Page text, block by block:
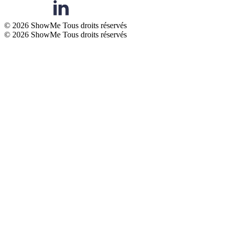
© 2026 ShowMe Tous droits réservés
© 2026 ShowMe Tous droits réservés